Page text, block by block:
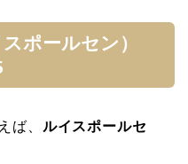
ポールセン）
ば、 ルイスポールセ